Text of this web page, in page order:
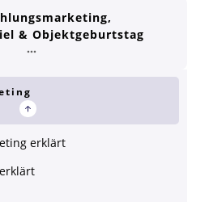
& Objektgeburtstag
erklärt